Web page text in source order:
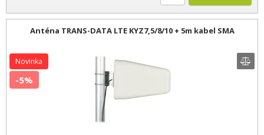
Anténa TRANS-DATA LTE KYZ7,5/8/10 + 5m kabel SMA
Novinka
-5%